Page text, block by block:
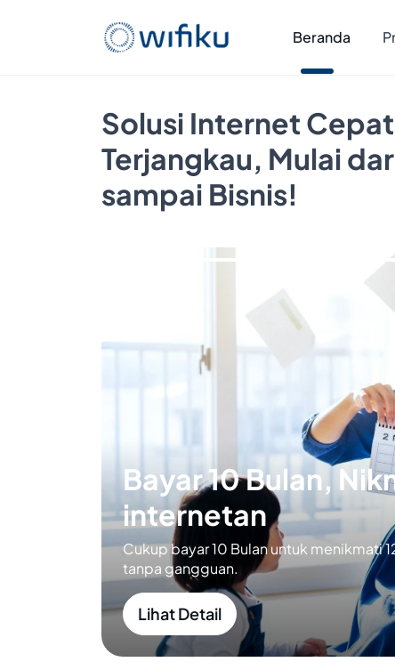
Beranda
Solusi Internet
Terjangkau, Mulai
sampai Bisnis!
Bayar 10 Bulan,
internetan
Cukup bayar 10 Bulan untuk menikmati
tanpa gangguan.
Lihat Detail